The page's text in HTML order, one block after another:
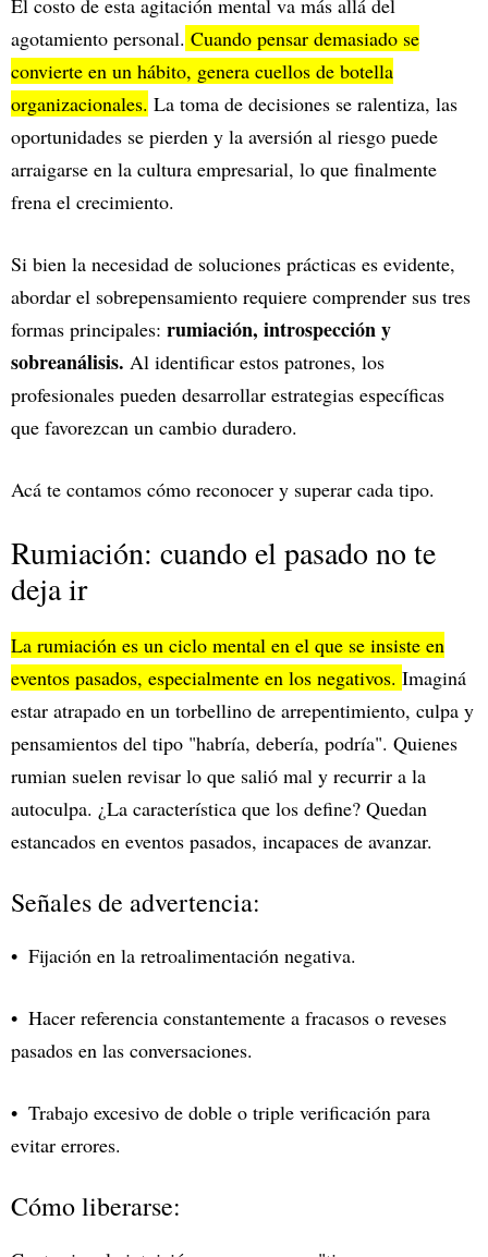
El costo de esta agitación mental va más allá del
agotamiento personal. Cuando pensar demasiado se
convierte en un hábito, genera cuellos de botella
organizacionales. La toma de decisiones se ralentiza, las
oportunidades se pierden y la aversión al riesgo puede
arraigarse en la cultura empresarial, lo que finalmente
frena el crecimiento.
Si bien la necesidad de soluciones prácticas es evidente,
abordar el sobrepensamiento requiere comprender sus tres
formas principales: rumiación, introspección y
sobreanálisis. Al identificar estos patrones, los
profesionales pueden desarrollar estrategias específicas
que favorezcan un cambio duradero.
Acá te contamos cómo reconocer y superar cada tipo.
Rumiación: cuando el pasado no te
deja ir
La rumiación es un ciclo mental en el que se insiste en
eventos pasados, especialmente en los negativos. Imaginá
estar atrapado en un torbellino de arrepentimiento, culpa y
pensamientos del tipo "habría, debería, podría". Quienes
rumian suelen revisar lo que salió mal y recurrir a la
autoculpa. ¿La característica que los define? Quedan
estancados en eventos pasados, incapaces de avanzar.
Señales de advertencia:
Fijación en la retroalimentación negativa.
Hacer referencia constantemente a fracasos o reveses
pasados en las conversaciones.
Trabajo excesivo de doble o triple verificación para
evitar errores.
Cómo liberarse: